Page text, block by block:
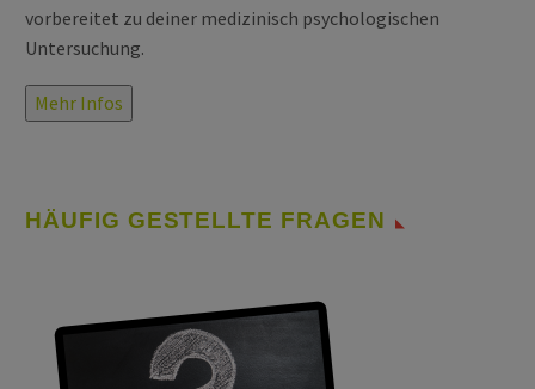
vorbereitet zu deiner medizinisch psychologischen
Untersuchung.
Mehr Infos
HÄUFIG GESTELLTE FRAGEN